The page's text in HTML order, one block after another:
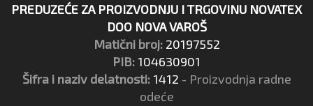
PREDUZEĆE ZA PROIZVODNJU I TRGOVINU NOVATEX
DOO NOVA VAROŠ
Matični broj: 20197552
PIB: 104630901
Šifra i naziv delatnosti: 1412 - Proizvodnja radne
odeće